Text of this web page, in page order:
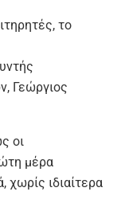
το
Γεώργιος
οι
μέρα
χωρίς ιδιαίτερα